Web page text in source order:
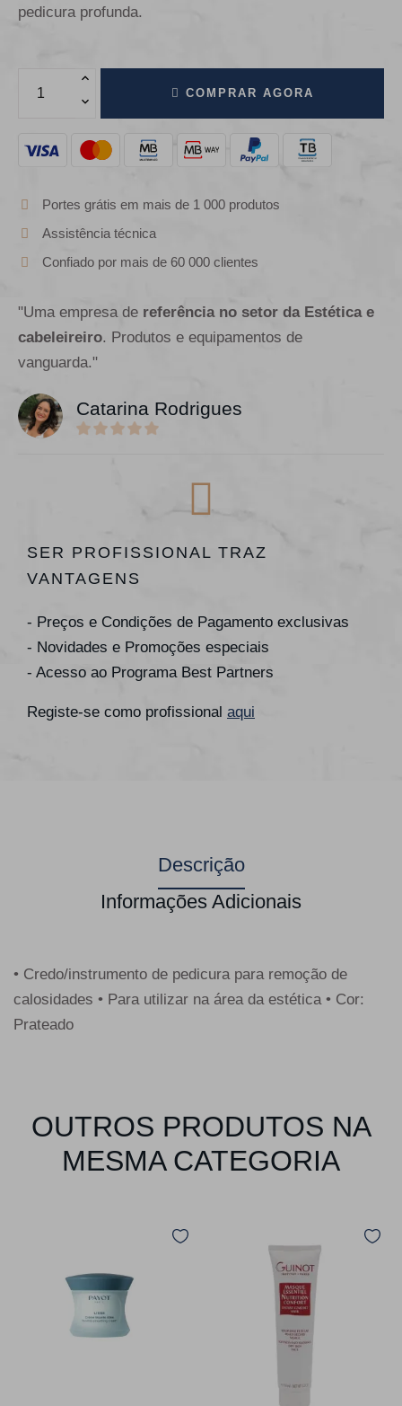
pedicura profunda.
COMPRAR AGORA
Portes grátis em mais de 1 000 produtos
Assistência técnica
Confiado por mais de 60 000 clientes
"Uma empresa de referência no setor da Estética e
cabeleireiro. Produtos e equipamentos de
vanguarda."
Catarina Rodrigues
SER PROFISSIONAL TRAZ
VANTAGENS
- Preços e Condições de Pagamento exclusivas
- Novidades e Promoções especiais
- Acesso ao Programa Best Partners
Registe-se como profissional aqui
Descrição
Informações Adicionais
• Credo/instrumento de pedicura para remoção de
calosidades • Para utilizar na área da estética • Cor:
Prateado
OUTROS PRODUTOS NA
MESMA CATEGORIA